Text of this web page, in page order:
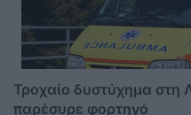
Τροχαίο δυστύχημα στη
παρέσυρε φορτηγό